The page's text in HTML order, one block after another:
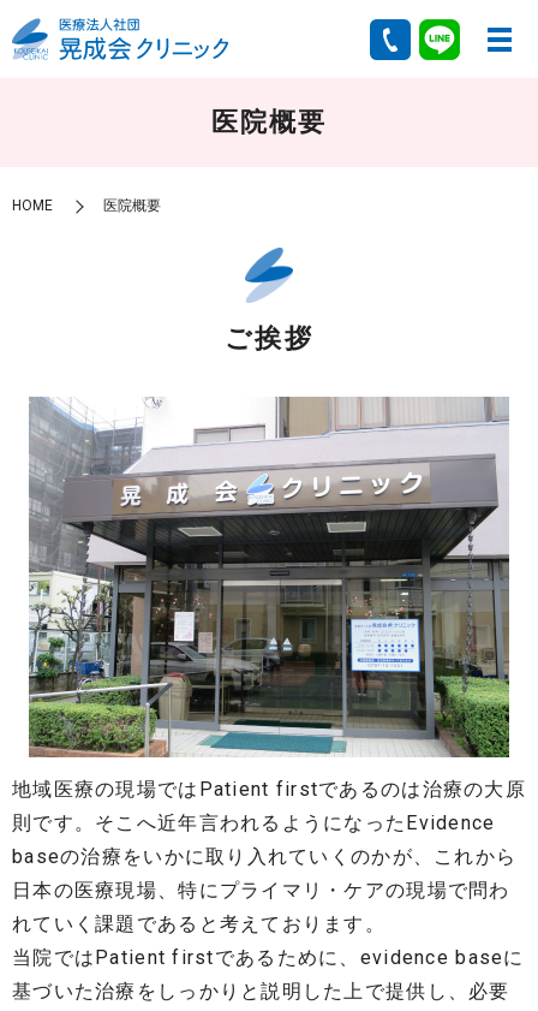
医院概要
HOME 医院概要
ご挨拶
地域医療の現場ではPatient firstであるのは治療の大原
則です。そこへ近年言われるようになったEvidence
baseの治療をいかに取り入れていくのかが、これから
日本の医療現場、特にプライマリ・ケアの現場で問わ
れていく課題であると考えております。
当院ではPatient firstであるために、evidence baseに
基づいた治療をしっかりと説明した上で提供し、必要